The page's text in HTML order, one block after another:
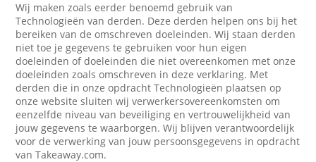
Wij maken zoals eerder benoemd gebruik van
Technologieën van derden. Deze derden helpen ons bij het
bereiken van de omschreven doeleinden. Wij staan derden
niet toe je gegevens te gebruiken voor hun eigen
doeleinden of doeleinden die niet overeenkomen met onze
doeleinden zoals omschreven in deze verklaring. Met
derden die in onze opdracht Technologieën plaatsen op
onze website sluiten wij verwerkersovereenkomsten om
eenzelfde niveau van beveiliging en vertrouwelijkheid van
jouw gegevens te waarborgen. Wij blijven verantwoordelijk
voor de verwerking van jouw persoonsgegevens in opdracht
van Takeaway.com.